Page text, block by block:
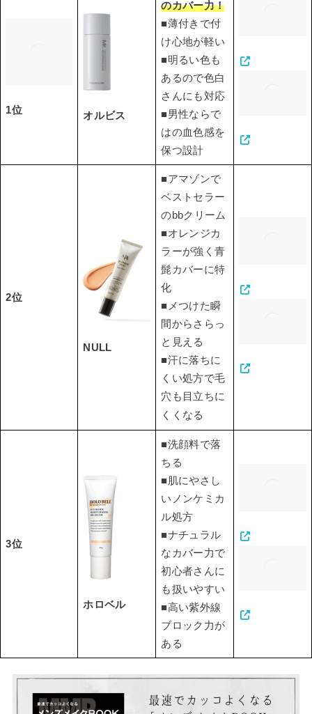
1位 オルビス
のカバー力！
■薄付きで付
け心地が軽い
■明るい色も
あるので色白
さんにも対応
■男性ならで
はの血色感を
保つ設計
2位
NULL
■アマゾンで
ベストセラー
のbbクリーム
■オレンジカ
ラーが強く青
髭カバーに特
化
■メつけた瞬
間からさらっ
と見える
■汗に落ちに
くい処方で毛
穴も目立ちに
くくなる
3位
ホロベル
■洗顔料で落
ちる
■肌にやさし
いノンケミカ
ル処方
■ナチュラル
なカバー力で
初心者さんに
も扱いやすい
■高い紫外線
ブロック力が
ある